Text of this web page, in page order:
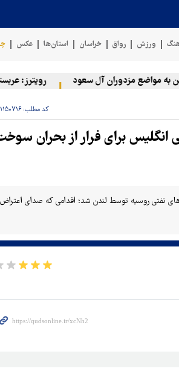
ورزش رواق خراسان استان‌ها عکس
مواضع مزدوران آل سعود رویترز: عربستان ۸۶ درصد از موشک‌های پاتریوت خود را استفاده
کد مطلب: ۱۱۵۰۷۱۶
انگلیس برای فرار از بحران
نفتی روسیه توسط لندن شد؛ اقدامی که صدای اعتراض